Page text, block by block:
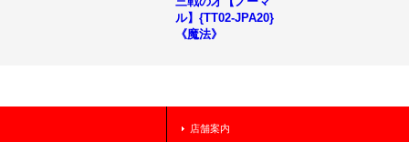
ル】{TT02-JPA20}
《魔法》
店舗案内